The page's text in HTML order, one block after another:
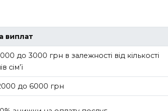
виплат
до 3000 грн в залежності від кількості
сім’ї
до 6000 грн